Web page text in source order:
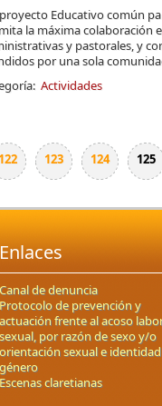
Educativo común
la máxima colaboración
y pastorales, y
por una sola
Actividades
122 123 124 125
Enlaces
Canal de denuncia
Protocolo de prevención y
actuación frente al acoso
sexual, por razón de sexo y/o
orientación sexual e
género
Escenas claretianas